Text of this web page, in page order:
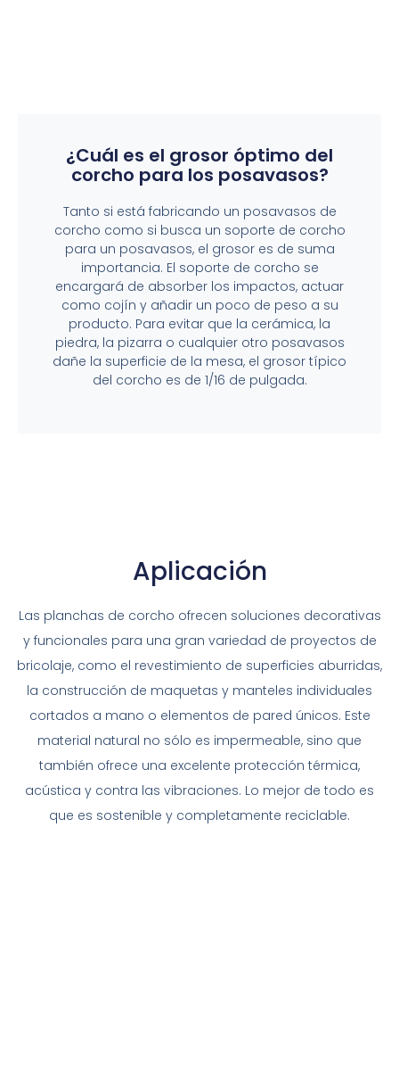
¿Cuál es el grosor óptimo del
corcho para los posavasos?
Tanto si está fabricando un posavasos de
corcho como si busca un soporte de corcho
para un posavasos, el grosor es de suma
importancia. El soporte de corcho se
encargará de absorber los impactos, actuar
como cojín y añadir un poco de peso a su
producto. Para evitar que la cerámica, la
piedra, la pizarra o cualquier otro posavasos
dañe la superficie de la mesa, el grosor típico
del corcho es de 1/16 de pulgada.
Aplicación
Las planchas de corcho ofrecen soluciones decorativas
y funcionales para una gran variedad de proyectos de
bricolaje, como el revestimiento de superficies aburridas,
la construcción de maquetas y manteles individuales
cortados a mano o elementos de pared únicos. Este
material natural no sólo es impermeable, sino que
también ofrece una excelente protección térmica,
acústica y contra las vibraciones. Lo mejor de todo es
que es sostenible y completamente reciclable.